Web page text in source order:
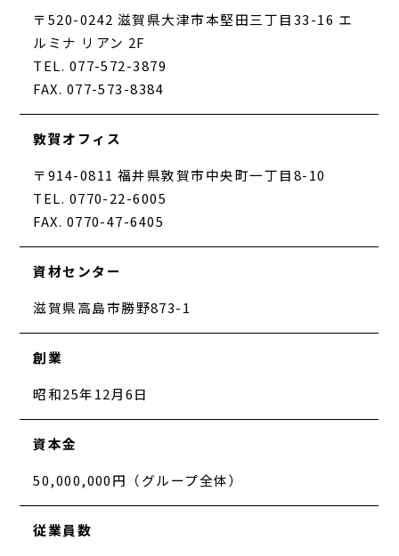
〒520-0242 滋賀県大津市本堅田三丁目33-16 エ
ルミナ リアン 2F
TEL. 077-572-3879
FAX. 077-573-8384
敦賀オフィス
〒914-0811 福井県敦賀市中央町一丁目8-10
TEL. 0770-22-6005
FAX. 0770-47-6405
資材センター
滋賀県高島市勝野873-1
創業
昭和25年12月6日
資本金
50,000,000円（グループ全体）
従業員数